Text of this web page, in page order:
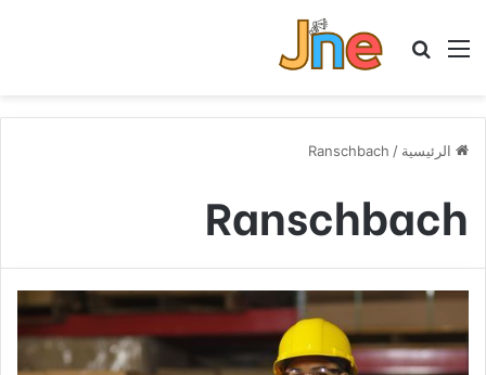
القائمة بحث عن
الرئيسية /
Ranschbach
Ranschbach